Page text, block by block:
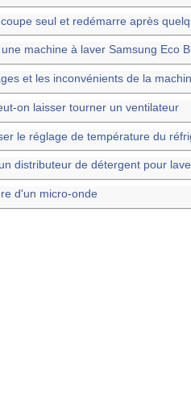
seul et redémarre après
machine à laver Samsung Eco
et les inconvénients de la
on laisser tourner un ventilateur
le réglage de température du
distributeur de détergent pour
d'un micro-onde